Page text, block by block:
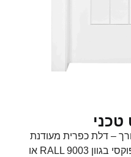
כפרית מעודנת
בדוגמת 2 פאנלים בצביעה אפוקסי בגוון RALL 9003 או